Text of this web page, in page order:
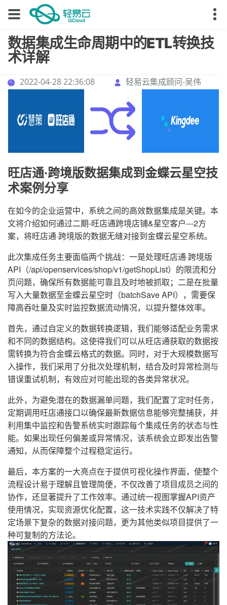
数据集成生命周期中的ETL转换技
术详解
2022-04-28 22:36:08 轻易云集成顾问-吴伟
旺店通·跨境版数据集成到金蝶云星空技
术案例分享
在如今的企业运营中，系统之间的高效数据集成是关键。本
文将介绍如何通过二期-旺店通跨境店铺&星空客户---2方
案，将旺店通·跨境版的数据无缝对接到金蝶云星空系统。
此次集成任务主要面临两个挑战：一是处理旺店通·跨境版
API（/api/openservices/shop/v1/getShopList）的限流和分
页问题，确保所有数据能可靠且及时地被抓取；二是在批量
写入大量数据至金蝶云星空时（batchSave API），需要保
障高吞吐量及实时监控数据流动情况，以提升整体效率。
首先，通过自定义的数据转换逻辑，我们能够适配业务需求
和不同的数据结构。这使得我们可以从旺店通获取的数据按
需转换为符合金蝶云格式的数据。同时，对于大规模数据写
入操作，我们采用了分批次处理机制，结合及时异常检测与
错误重试机制，有效应对可能出现的各类异常状况。
此外，为避免潜在的数据漏单问题，我们配置了定时任务，
定期调用旺店通接口以确保最新数据信息能够完整捕获，并
利用集中监控和告警系统实时跟踪每个集成任务的状态与性
能。如果出现任何偏差或异常情况，该系统会立即发出告警
通知，从而保障整个过程稳定运行。
最后，本方案的一大亮点在于提供可视化操作界面，使整个
流程设计易于理解且管理简便，不仅改善了项目成员之间的
协作，还显著提升了工作效率。通过统一视图掌握API资产
使用情况，实现资源优化配置，这一技术实践不仅解决了特
定场景下复杂的数据对接问题，更为其他类似项目提供了一
种可复制的方法论。